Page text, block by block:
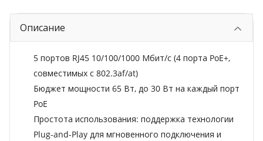
Описание
5 портов RJ45 10/100/1000 Мбит/с (4 порта PoE+,
совместимых с 802.3af/at)
Бюджет мощности 65 Вт, до 30 Вт на каждый порт
PoE
Простота использования: поддержка технологии
Plug-and-Play для мгновенного подключения и